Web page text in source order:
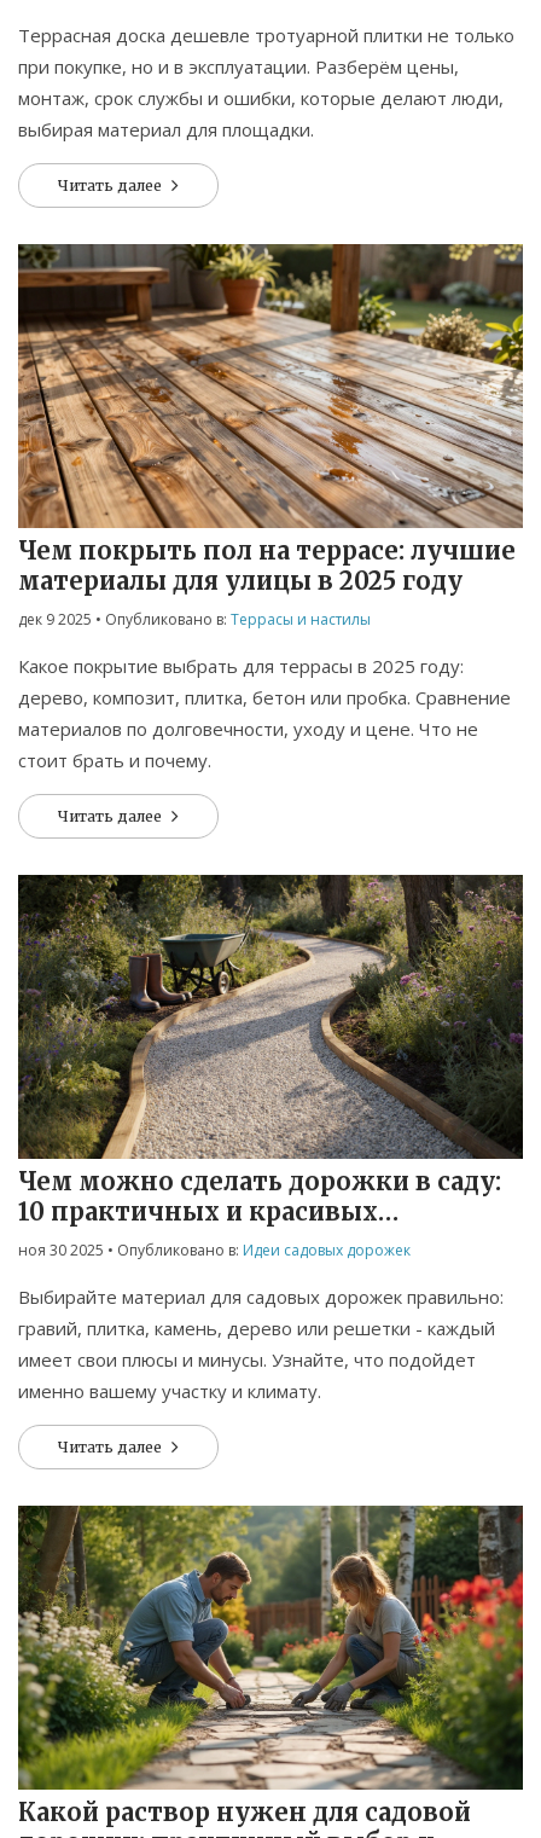
Террасная доска дешевле тротуарной плитки не только
при покупке, но и в эксплуатации. Разберём цены,
монтаж, срок службы и ошибки, которые делают люди,
выбирая материал для площадки.
Читать далее
Чем покрыть пол на террасе: лучшие
материалы для улицы в 2025 году
дек 9 2025 • Опубликовано в: Террасы и настилы
Какое покрытие выбрать для террасы в 2025 году:
дерево, композит, плитка, бетон или пробка. Сравнение
материалов по долговечности, уходу и цене. Что не
стоит брать и почему.
Читать далее
Чем можно сделать дорожки в саду:
10 практичных и красивых
материалов
ноя 30 2025 • Опубликовано в: Идеи садовых дорожек
Выбирайте материал для садовых дорожек правильно:
гравий, плитка, камень, дерево или решетки - каждый
имеет свои плюсы и минусы. Узнайте, что подойдет
именно вашему участку и климату.
Читать далее
Какой раствор нужен для садовой